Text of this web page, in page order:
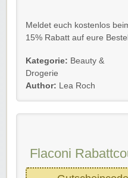
Meldet euch kostenlos
15% Rabatt auf eure
Außerdem bekommt ihr
Flaconi Gutscheine,
Wir wünschen euch viel
Kategorie: Beauty &
Drogerie
Author: Lea Roch
Flaconi